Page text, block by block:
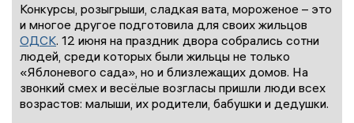
Конкурсы, розыгрыши, сладкая вата, мороженое – это
и многое другое подготовила для своих жильцов
ОДСК. 12 июня на праздник двора собрались сотни
людей, среди которых были жильцы не только
«Яблоневого сада», но и близлежащих домов. На
звонкий смех и весёлые возгласы пришли люди всех
возрастов: малыши, их родители, бабушки и дедушки.